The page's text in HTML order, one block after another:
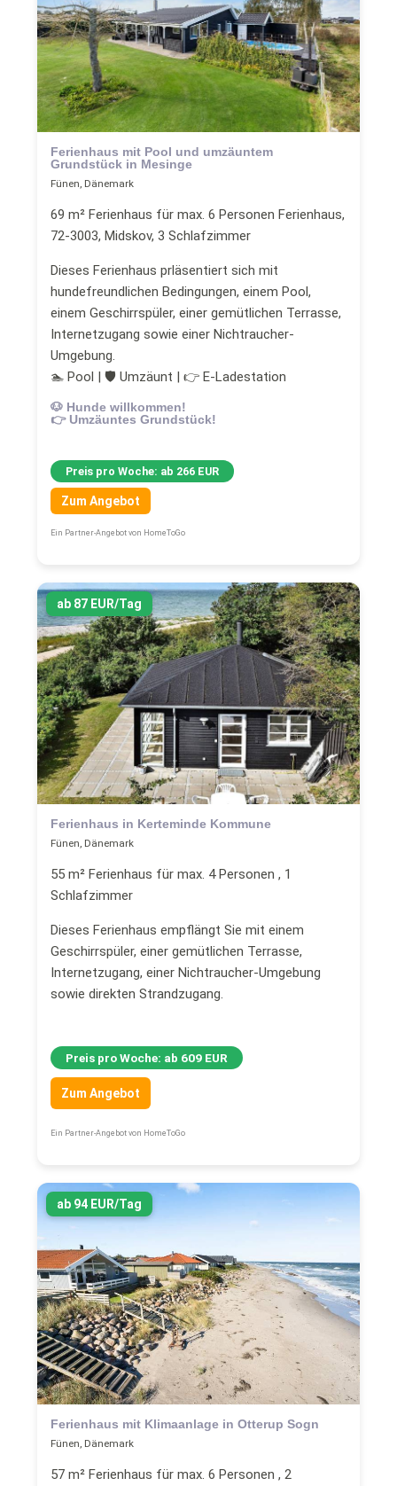
Ferienhaus mit Pool und umzäuntem
Grundstück in Mesinge
Fünen, Dänemark
69 m² Ferienhaus für max. 6 Personen Ferienhaus,
72-3003, Midskov, 3 Schlafzimmer
Dieses Ferienhaus prläsentiert sich mit
hundefreundlichen Bedingungen, einem Pool,
einem Geschirrspüler, einer gemütlichen Terrasse,
Internetzugang sowie einer Nichtraucher-
Umgebung.
🏊 Pool | 🛡 Umzäunt | 👉 E-Ladestation
🐶 Hunde willkommen!
👉 Umzäuntes Grundstück!
Preis pro Woche: ab 266 EUR
Zum Angebot
Ein Partner-Angebot von HomeToGo
ab 87 EUR/Tag
Ferienhaus in Kerteminde Kommune
Fünen, Dänemark
55 m² Ferienhaus für max. 4 Personen , 1
Schlafzimmer
Dieses Ferienhaus empflängt Sie mit einem
Geschirrspüler, einer gemütlichen Terrasse,
Internetzugang, einer Nichtraucher-Umgebung
sowie direkten Strandzugang.
Preis pro Woche: ab 609 EUR
Zum Angebot
Ein Partner-Angebot von HomeToGo
ab 94 EUR/Tag
Ferienhaus mit Klimaanlage in Otterup Sogn
Fünen, Dänemark
57 m² Ferienhaus für max. 6 Personen , 2